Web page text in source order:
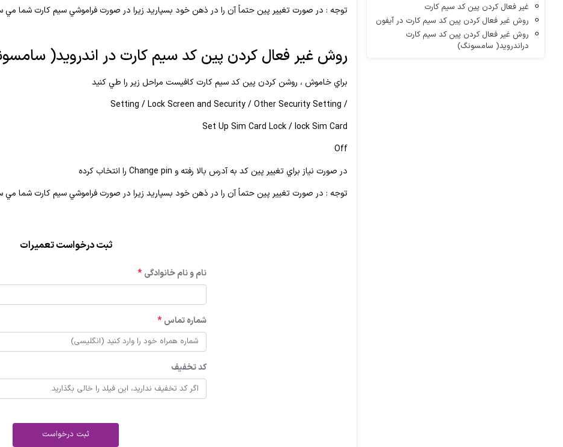
غیر فعال کردن پین کد سیم کارت
روش غیر فعال کردن پین کد سیم کارت در آیفون
روش غیر فعال کردن پین کد سیم کارت
دراندروید( سامسونگ)
توجه : در صورت تغيير پين حتماً آن را در ذهن خود بسپاريد زيرا در صورت فراموشي سيم كارت شما مي
روش غیر فعال کردن پین کد سیم کارت در اندروید(
براي خاموش ، روشن كردن پين كد سيم كارت كافيست مراحل زير را طي كنيد
/ Setting / Lock Screen and Security / Other Security Setting
Set Up Sim Card Lock / lock Sim Card
Off
در صورت نياز براي تغيير پين كد به آدرس بالا رفته و Change pin را انتخاب كرده
توجه : در صورت تغيير پين حتماً آن را در ذهن خود بسپاريد زيرا در صورت فراموشي سيم كارت شما مي
ثبت درخواست تعمیرات
نام و نام خانوادگی *
شماره تماس *
کد تخفیف
ثبت درخواست